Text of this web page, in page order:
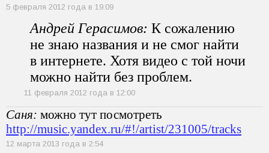
5 февраля 2012 года в 19:09
Андрей Герасимов: К сожалению
не знаю названия и не смог найти
в интернете. Хотя видео с той ночи
можно найти без проблем.
11 февраля 2012 года в 12:00
Саня: можно тут посмотреть
http://music.yandex.ru/#!/artist/231005/tracks
12 марта 2013 года в 2:54